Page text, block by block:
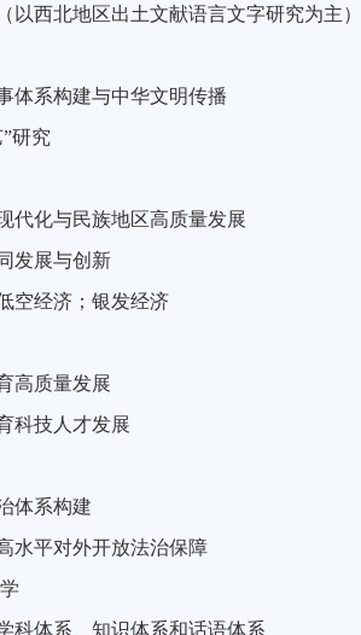
以西北地区出土文献语言文字研究为主）
体系构建与中华文明传播
研究
代化与民族地区高质量发展
发展与创新
空经济；银发经济
高质量发展
科技人才发展
体系构建
水平对外开放法治保障
科体系、知识体系和话语体系